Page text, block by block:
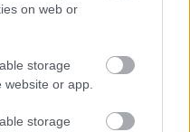
on web or
storage
or app.
storage